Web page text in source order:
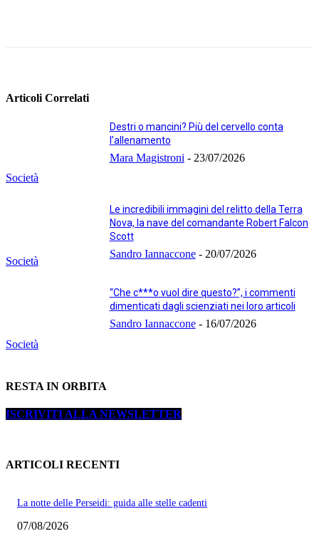
Articoli Correlati
Società
Destri o mancini? Più del cervello conta
l’allenamento
Mara Magistroni - 23/07/2026
Società
Le incredibili immagini del relitto della Terra
Nova, la nave del comandante Robert Falcon
Scott
Sandro Iannaccone - 20/07/2026
Società
“Che c***o vuol dire questo?”, i commenti
dimenticati dagli scienziati nei loro articoli
Sandro Iannaccone - 16/07/2026
RESTA IN ORBITA
ISCRIVITI ALLA NEWSLETTER
ARTICOLI RECENTI
La notte delle Perseidi: guida alle stelle cadenti
07/08/2026